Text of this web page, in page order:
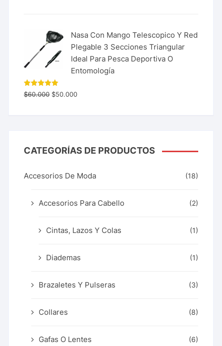
Nasa Con Mango Telescopico Y Red
Plegable 3 Secciones Triangular
Ideal Para Pesca Deportiva O
Entomología
Valorado
con 5.00
$60.000 $50.000
CATEGORÍAS DE PRODUCTOS
Accesorios De Moda (18)
Accesorios Para Cabello (2)
Cintas, Lazos Y Colas (1)
Diademas (1)
Brazaletes Y Pulseras (3)
Collares (8)
Gafas O Lentes (6)